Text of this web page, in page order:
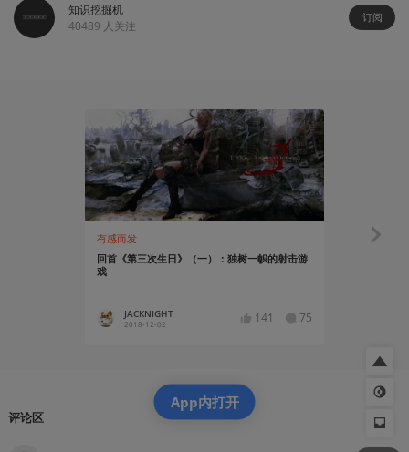
知识挖掘机
40489 人关注
订阅
有感而发
回首《第三次生日》（一）：独树一帜的射击游
戏
JACKNIGHT
2018-12-02 141 75
知识挖掘机
评论区
App内打开